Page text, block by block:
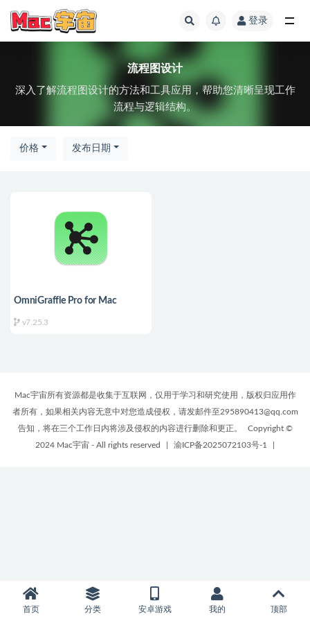
登录
流程图设计
深入了解流程图设计的方法和工具应用，帮助您清晰呈现工作
流程与逻辑结构。
价格 发布日期
OmniGraffle Pro for Mac
软件
v7.25.3
Mac宇宙所有资源都是收集于互联网，仅用于学习和研究使用，版权归应用作
者所有，如果相关内容无意中对您造成侵权，请发邮件至295890413@qq.com
告知，将在三个工作日内将涉及侵权的内容进行删除和更正。
Copyright ©
2024 Mac宇宙 - All rights reserved
渝ICP备2025072103号-1
首页 分类 安卓游戏 我的 顶部